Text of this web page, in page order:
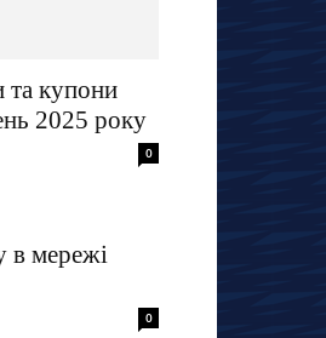
купони
2025 року
0
в мережі
0